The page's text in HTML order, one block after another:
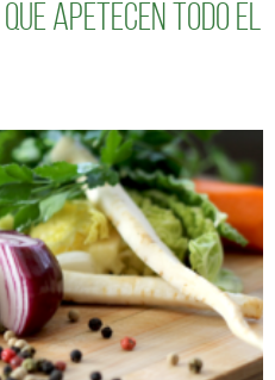
apetecen todo el